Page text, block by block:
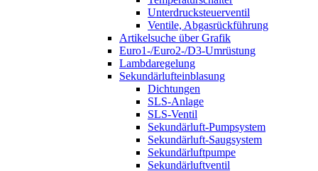
Unterdrucksteuerventil
Ventile, Abgasrückführung
Artikelsuche über Grafik
Euro1-/Euro2-/D3-Umrüstung
Lambdaregelung
Sekundärlufteinblasung
Dichtungen
SLS-Anlage
SLS-Ventil
Sekundärluft-Pumpsystem
Sekundärluft-Saugsystem
Sekundärluftpumpe
Sekundärluftventil